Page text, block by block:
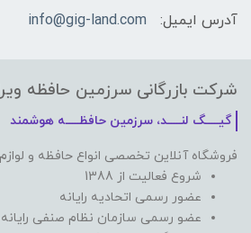
آدرس ایمیل:
info@gig-land.com
شرکت بازرگانی سرزمین حافظه
گیـــــگ لنـــــد، سرزمین حافظـــــه هوشمند
فروشگاه آنلاین تخصصی انواع حافظه و
شروع فعالیت از 1388
عضور رسمی اتحادیه رایانه
عضو رسمی سازمان نظام صنفی